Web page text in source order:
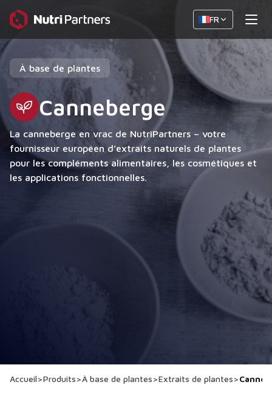
FR
À base de plantes
Canneberge
La canneberge en vrac de NutriPartners – votre
fournisseur européen d’extraits naturels de plantes
pour les compléments alimentaires, les cosmétiques et
les applications fonctionnelles.
Accueil>Produits>À base de plantes>Extraits de plantes>